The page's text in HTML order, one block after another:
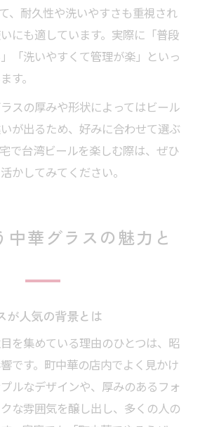
、耐久性や洗いやすさも重視され
にも適しています。実際に「普段
「洗いやすくて管理が楽」といっ
す。
スの厚みや形状によってはビール
が出るため、好みに合わせて選ぶ
で台湾ビールを楽しむ際は、ぜひ
かしてみてください。
中華グラスの魅力と
が人気の背景とは
を集めている理由のひとつは、昭
です。町中華の店内でよく見かけ
ルなデザインや、厚みのあるフォ
な雰囲気を醸し出し、多くの人の